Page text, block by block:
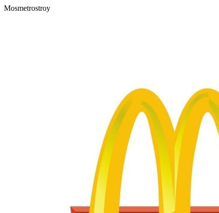
Mosmetrostroy